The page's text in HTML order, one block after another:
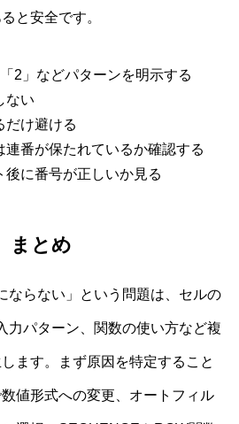
と安全です。
2」などパターンを明示する
ない
だけ避ける
連番が保たれているか確認する
後に番号が正しいか見る
まとめ
ならない」という問題は、セルの
力パターン、関数の使い方など複
ます。まず原因を特定すること
値形式への変更、オートフィル